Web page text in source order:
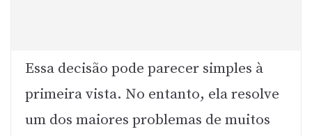
Essa decisão pode parecer simples à
primeira vista. No entanto, ela resolve
um dos maiores problemas de muitos